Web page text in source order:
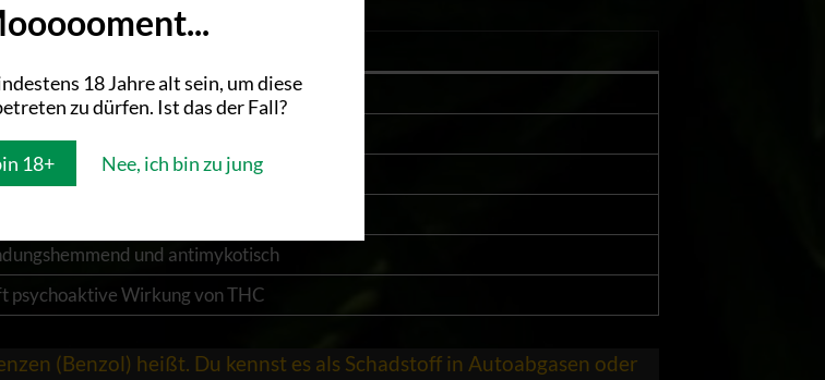
18 Jahre alt sein, um diese
zu dürfen. Ist das der Fall?
18+ Nee, ich bin zu jung
und Schmerzlindernd
THC, aber stabiler und weniger psychoaktiv
und antimykotisch
psychoaktive Wirkung von THC
(Benzol) heißt. Du kennst es als Schadstoff in Autoabgasen oder